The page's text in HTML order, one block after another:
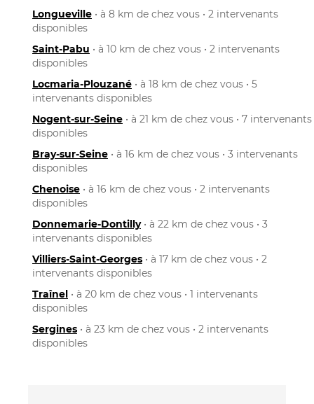
Longueville • à 8 km de chez vous • 2 intervenants
disponibles
Saint-Pabu • à 10 km de chez vous • 2 intervenants
disponibles
Locmaria-Plouzané • à 18 km de chez vous • 5
intervenants disponibles
Nogent-sur-Seine • à 21 km de chez vous • 7 intervenants
disponibles
Bray-sur-Seine • à 16 km de chez vous • 3 intervenants
disponibles
Chenoise • à 16 km de chez vous • 2 intervenants
disponibles
Donnemarie-Dontilly• à 22 km de chez vous • 3
intervenants disponibles
Villiers-Saint-Georges • à 17 km de chez vous • 2
intervenants disponibles
Traînel • à 20 km de chez vous • 1 intervenants
disponibles
Sergines • à 23 km de chez vous • 2 intervenants
disponibles